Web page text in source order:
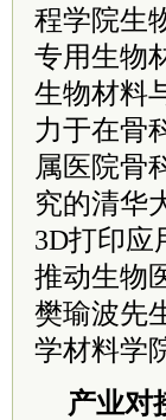
程学院生
专用生物
生物材料
力于在骨
属医院骨
究的清华
3D打印应
推动生物
樊瑜波先
学材料学
产业对